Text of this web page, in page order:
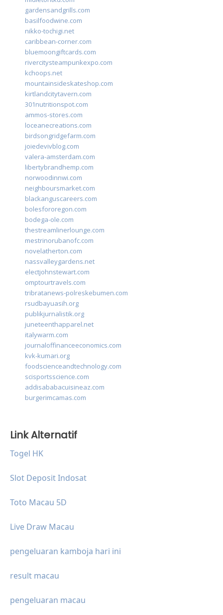
gardensandgrills.com
basilfoodwine.com
nikko-tochigi.net
caribbean-corner.com
bluemoongiftcards.com
rivercitysteampunkexpo.com
kchoops.net
mountainsideskateshop.com
kirtlandcitytavern.com
301nutritionspot.com
ammos-stores.com
loceanecreations.com
birdsongridgefarm.com
joiedevivblog.com
valera-amsterdam.com
libertybrandhemp.com
norwoodinnwi.com
neighboursmarket.com
blackanguscareers.com
bolesfororegon.com
bodega-ole.com
thestreamlinerlounge.com
mestrinorubanofc.com
novelatherton.com
nassvalleygardens.net
electjohnstewart.com
omptourtravels.com
tribratanews-polreskebumen.com
rsudbayuasih.org
publikjurnalistik.org
juneteenthapparel.net
italywarm.com
journaloffinanceeconomics.com
kvk-kumari.org
foodscienceandtechnology.com
scisportsscience.com
addisababacuisineaz.com
burgerimcamas.com
Link Alternatif
Togel HK
Slot Deposit Indosat
Toto Macau 5D
Live Draw Macau
pengeluaran kamboja hari ini
result macau
pengeluaran macau